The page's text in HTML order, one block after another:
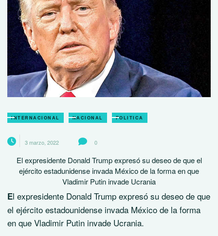
INTERNACIONAL NACIONAL POLITICA
3 marzo, 2022 0
El expresidente Donald Trump expresó su deseo de que el
ejército estadunidense invada México de la forma en que
Vladimir Putin invade Ucrania
El expresidente Donald Trump expresó su deseo de que
el ejército estadounidense invada México de la forma
en que Vladimir Putin invade Ucrania.